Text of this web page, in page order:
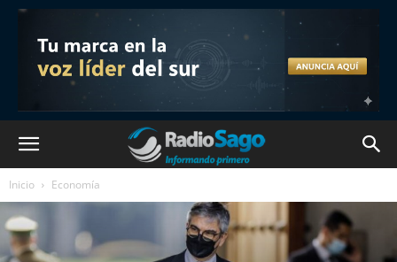
Inicio Economía